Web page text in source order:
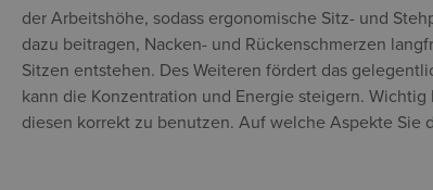
der Arbeitshöhe, sodass ergonomische Sitz- und
dazu beitragen, Nacken- und Rückenschmerzen
Sitzen entstehen. Des Weiteren fördert das
kann die Konzentration und Energie steigern.
diesen korrekt zu benutzen. Auf welche Aspekte Sie